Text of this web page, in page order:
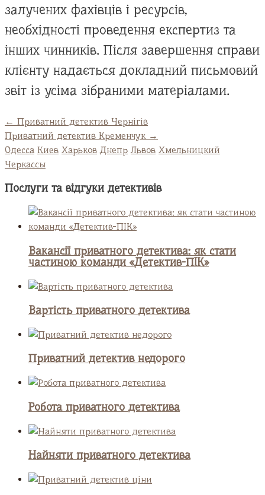
залучених фахівців і ресурсів,
необхідності проведення експертиз та
інших чинників. Після завершення справи
клієнту надається докладний письмовий
звіт із усіма зібраними матеріалами.
← Приватний детектив Чернігів
Приватний детектив Кременчук →
Одесса Киев Харьков Днепр Львов Хмельницкий
Черкассы
Послуги та відгуки детективів
Вакансії приватного детектива: як стати
частиною команди «Детектив-ПІК»
Вартість приватного детектива
Приватний детектив недорого
Робота приватного детектива
Найняти приватного детектива